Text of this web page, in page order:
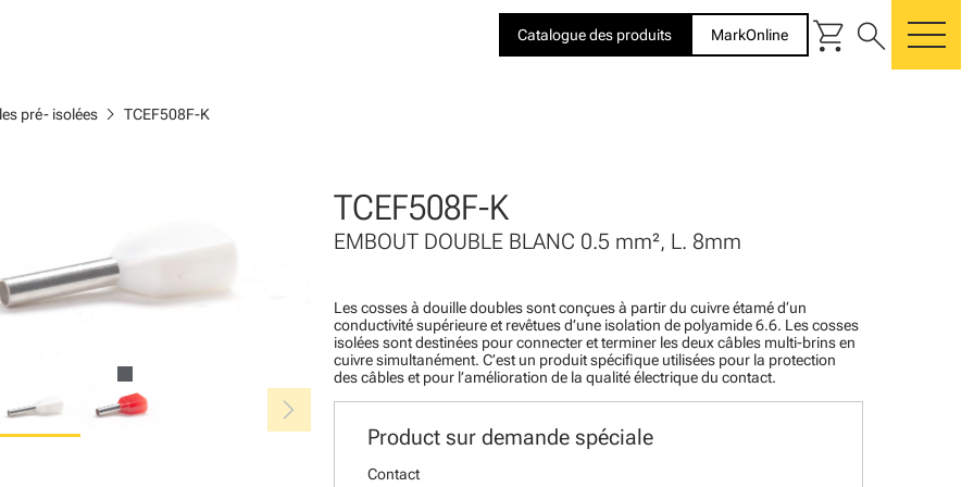
Catalogue des produits MarkOnline shopping_cart search
pré- isolées chevron_right TCEF508F-K
chevron_right
TCEF508F-K
EMBOUT DOUBLE BLANC 0.5 mm², L. 8mm
Les cosses à douille doubles sont conçues à partir du cuivre étamé d‘un
conductivité supérieure et revêtues d’une isolation de polyamide 6.6. Les cosses
isolées sont destinées pour connecter et terminer les deux câbles multi-brins en
cuivre simultanément. C’est un produit spécifique utilisées pour la protection
des câbles et pour l’amélioration de la qualité électrique du contact.
Product sur demande spéciale
Contact